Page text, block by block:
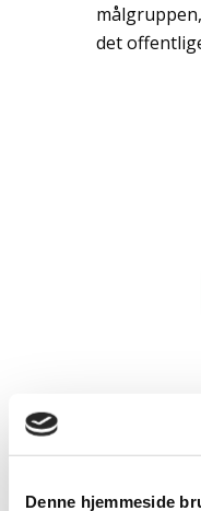
Denne hjemmeside
det